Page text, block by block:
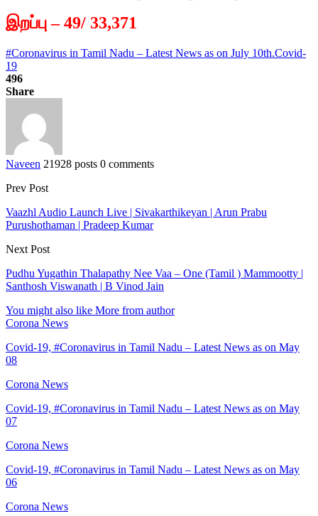
இறப்பு – 49/ 33,371
#Coronavirus in Tamil Nadu – Latest News as on July 10th.Covid-
19
496
Share
Naveen 21928 posts 0 comments
Prev Post
Vaazhl Audio Launch Live | Sivakarthikeyan | Arun Prabu
Purushothaman | Pradeep Kumar
Next Post
Pudhu Yugathin Thalapathy Nee Vaa – One (Tamil ) Mammootty |
Santhosh Viswanath | B Vinod Jain
You might also like More from author
Corona News
Covid-19, #Coronavirus in Tamil Nadu – Latest News as on May
08
Corona News
Covid-19, #Coronavirus in Tamil Nadu – Latest News as on May
07
Corona News
Covid-19, #Coronavirus in Tamil Nadu – Latest News as on May
06
Corona News